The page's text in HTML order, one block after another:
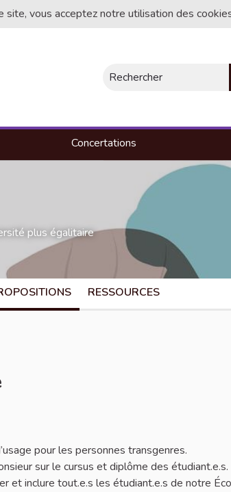
site, vous acceptez notre utilisation des
Rechercher
Concertations
plus égalitaire
RESSOURCES
pour les personnes transgenres.
sur le cursus et diplôme des étudiant.e.s.
et inclure tout.e.s les étudiant.e.s de notre